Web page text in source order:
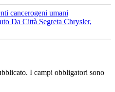
cancerogeni umani
Da Città Segreta Chrysler,
I campi obbligatori sono